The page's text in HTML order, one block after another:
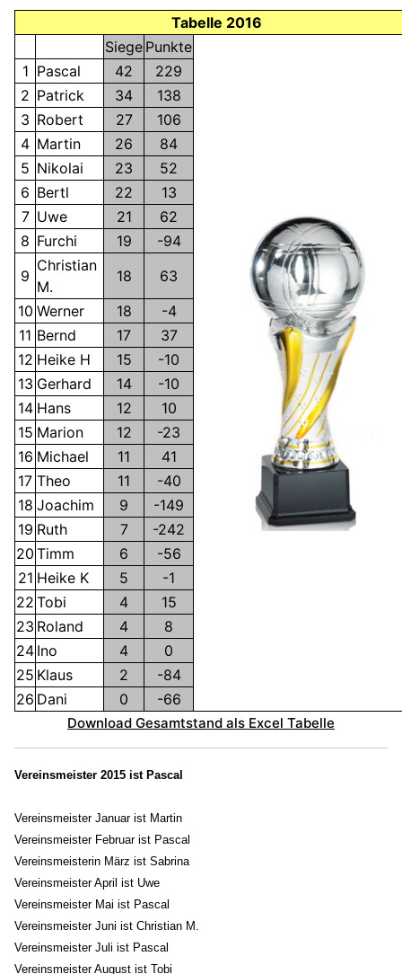
Tabelle 2016
Siege Punkte
1 Pascal 42
229
2 Patrick 34
138
3 Robert 27
106
4 Martin 26
84
5 Nikolai 23
52
6 Bertl 22
13
7 Uwe 21
62
8 Furchi 19
-94
9
Christian
M.
18
63
10 Werner 18
-4
11 Bernd 17
37
12 Heike H 15
-10
13 Gerhard 14
-10
14 Hans 12
10
15 Marion 12
-23
16 Michael 11
41
17 Theo 11
-40
18 Joachim 9
-149
19 Ruth 7
-242
20 Timm 6
-56
21 Heike K 5
-1
22 Tobi 4
15
23 Roland 4
8
24 Ino 4
0
25 Klaus 2
-84
26 Dani 0 -66
Download Gesamtstand als Excel Tabelle
Vereinsmeister 2015 ist Pascal
Vereinsmeister Januar ist Martin
Vereinsmeister Februar ist Pascal
Vereinsmeisterin März ist Sabrina
Vereinsmeister April ist Uwe
Vereinsmeister Mai ist Pascal
Vereinsmeister Juni ist Christian M.
Vereinsmeister Juli ist Pascal
Vereinsmeister August ist Tobi